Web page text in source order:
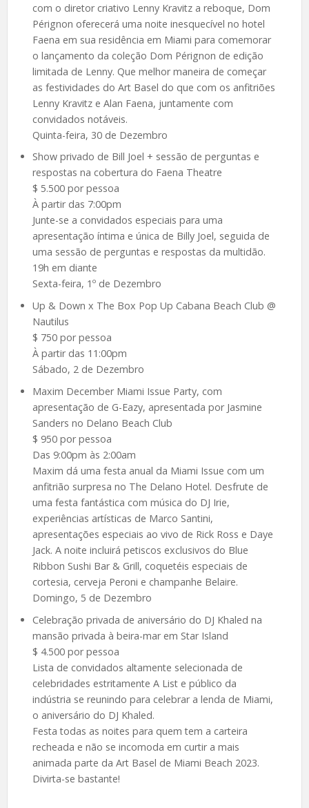
com o diretor criativo Lenny Kravitz a reboque, Dom
Pérignon oferecerá uma noite inesquecível no hotel
Faena em sua residência em Miami para comemorar
o lançamento da coleção Dom Pérignon de edição
limitada de Lenny. Que melhor maneira de começar
as festividades do Art Basel do que com os anfitriões
Lenny Kravitz e Alan Faena, juntamente com
convidados notáveis.
Quinta-feira, 30 de Dezembro
Show privado de Bill Joel + sessão de perguntas e
respostas na cobertura do Faena Theatre
$ 5.500 por pessoa
À partir das 7:00pm
Junte-se a convidados especiais para uma
apresentação íntima e única de Billy Joel, seguida de
uma sessão de perguntas e respostas da multidão.
19h em diante
Sexta-feira, 1º de Dezembro
Up & Down x The Box Pop Up Cabana Beach Club @
Nautilus
$ 750 por pessoa
À partir das 11:00pm
Sábado, 2 de Dezembro
Maxim December Miami Issue Party, com
apresentação de G-Eazy, apresentada por Jasmine
Sanders no Delano Beach Club
$ 950 por pessoa
Das 9:00pm às 2:00am
Maxim dá uma festa anual da Miami Issue com um
anfitrião surpresa no The Delano Hotel. Desfrute de
uma festa fantástica com música do DJ Irie,
experiências artísticas de Marco Santini,
apresentações especiais ao vivo de Rick Ross e Daye
Jack. A noite incluirá petiscos exclusivos do Blue
Ribbon Sushi Bar & Grill, coquetéis especiais de
cortesia, cerveja Peroni e champanhe Belaire.
Domingo, 5 de Dezembro
Celebração privada de aniversário do DJ Khaled na
mansão privada à beira-mar em Star Island
$ 4.500 por pessoa
Lista de convidados altamente selecionada de
celebridades estritamente A List e público da
indústria se reunindo para celebrar a lenda de Miami,
o aniversário do DJ Khaled.
Festa todas as noites para quem tem a carteira
recheada e não se incomoda em curtir a mais
animada parte da Art Basel de Miami Beach 2023.
Divirta-se bastante!